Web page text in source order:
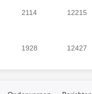
2114 12215
1928 12427